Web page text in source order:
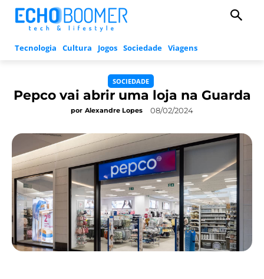
Tecnologia Cultura Jogos Sociedade Viagens
SOCIEDADE
Pepco vai abrir uma loja na Guarda
por Alexandre Lopes 08/02/2024